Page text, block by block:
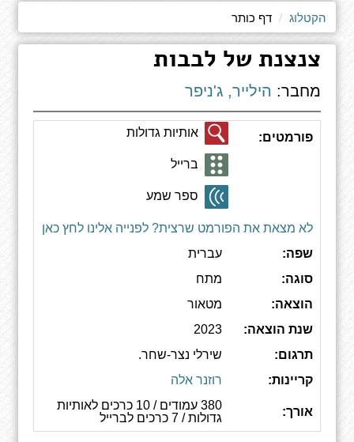
הקטלוג דף כותר
צנצנת של לבבות
מחבר: הילייר, ג'ניפר
פורמטים: אותיות גדולות
ברייל
ספר שמע
לא מצאת את הפורמט שרצית? לפנייה אלינו לחץ כאן
שפה:
עברית
סוגה:
מתח
הוצאה:
מטאור
שנת הוצאה:
2023
תרגום:
שירלי נצר-שחר.
קריינות:
רוזנר אלה
אורך:
380 עמודים / 10 כרכים לאותיות
גדולות / 7 כרכים לברייל